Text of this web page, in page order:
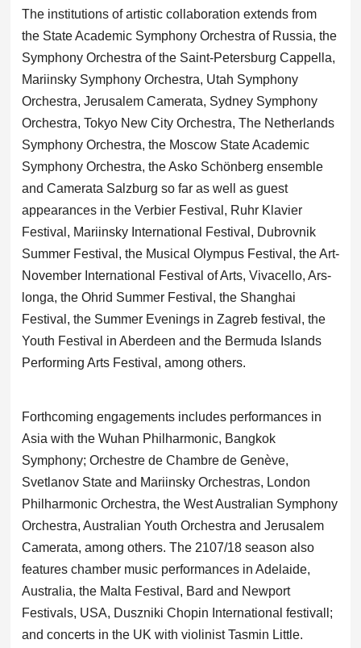
The institutions of artistic collaboration extends from
the State Academic Symphony Orchestra of Russia, the
Symphony Orchestra of the Saint-Petersburg Cappella,
Mariinsky Symphony Orchestra, Utah Symphony
Orchestra, Jerusalem Camerata, Sydney Symphony
Orchestra, Tokyo New City Orchestra, The Netherlands
Symphony Orchestra, the Moscow State Academic
Symphony Orchestra, the Asko Schönberg ensemble
and Camerata Salzburg so far as well as guest
appearances in the Verbier Festival, Ruhr Klavier
Festival, Mariinsky International Festival, Dubrovnik
Summer Festival, the Musical Olympus Festival, the Art-
November International Festival of Arts, Vivacello, Ars-
longa, the Ohrid Summer Festival, the Shanghai
Festival, the Summer Evenings in Zagreb festival, the
Youth Festival in Aberdeen and the Bermuda Islands
Performing Arts Festival, among others.
Forthcoming engagements includes performances in
Asia with the Wuhan Philharmonic, Bangkok
Symphony; Orchestre de Chambre de Genève,
Svetlanov State and Mariinsky Orchestras, London
Philharmonic Orchestra, the West Australian Symphony
Orchestra, Australian Youth Orchestra and Jerusalem
Camerata, among others. The 2107/18 season also
features chamber music performances in Adelaide,
Australia, the Malta Festival, Bard and Newport
Festivals, USA, Duszniki Chopin International festivall;
and concerts in the UK with violinist Tasmin Little.